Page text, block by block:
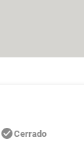
Cerrado